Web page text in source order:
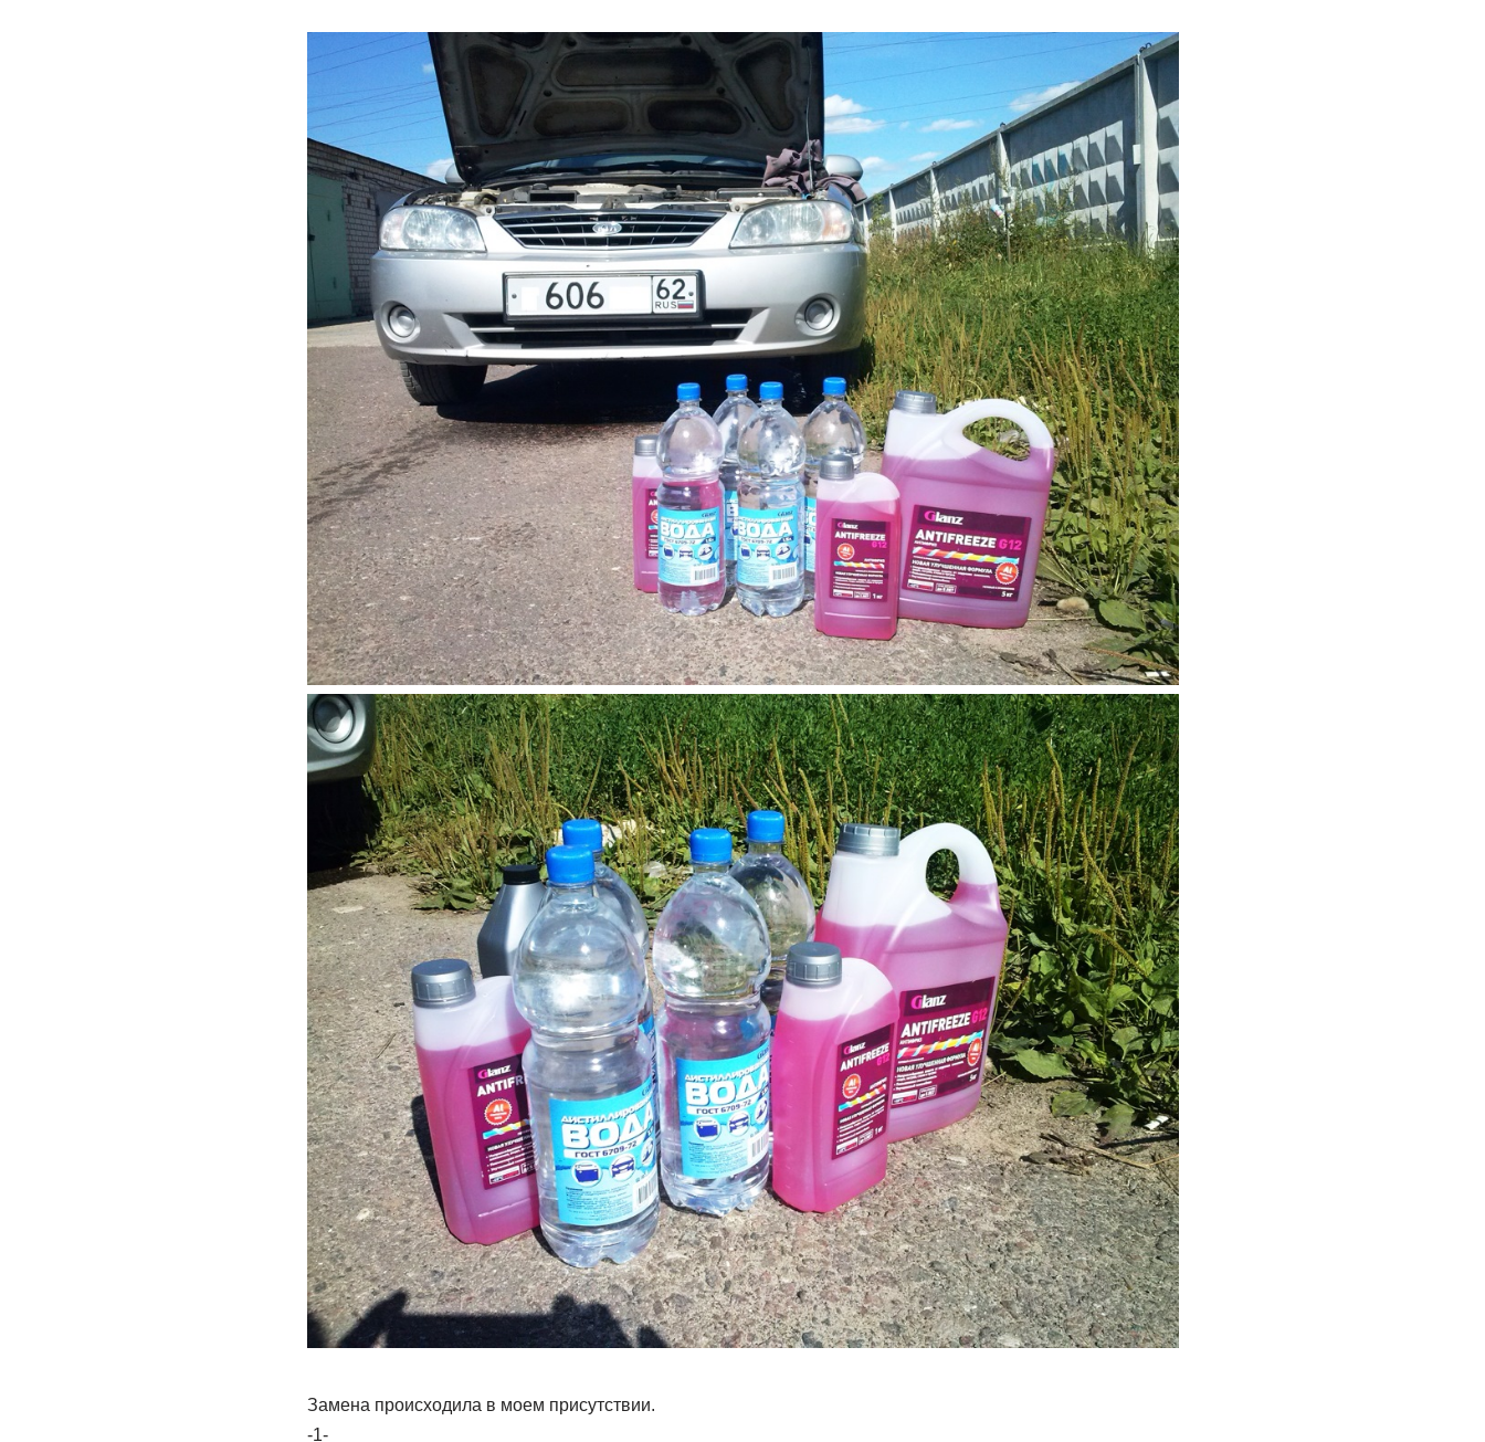
Замена происходила в моем присутствии.
-1-